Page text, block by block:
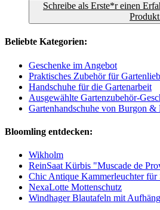
Schreibe als Erste*r einen
Beliebte Kategorien:
Geschenke im Angebot
Praktisches Zubehör für
Handschuhe für die Gartenarbeit
Ausgewählte Gartenzubehör-
Gartenhandschuhe von Burgon &
Bloomling entdecken:
Wikholm
ReinSaat Kürbis "Muscade de
Chic Antique Kammerleuchter für
NexaLotte Mottenschutz
Windhager Blautafeln mit